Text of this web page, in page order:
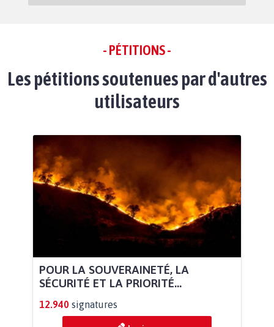
- PÉTITIONS -
Les pétitions soutenues par d'autres
utilisateurs
POUR LA SOUVERAINETÉ, LA
SÉCURITÉ ET LA PRIORITÉ...
12.940 signatures